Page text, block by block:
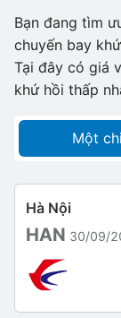
Bạn đang tìm
chuyến bay
Tại đây có giá
khứ hồi thấp
Một
Hà Nội
HAN 30/09/